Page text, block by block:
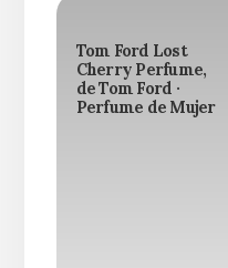
Tom Ford Lost
Cherry Perfume,
de Tom Ford ·
Perfume de Mujer